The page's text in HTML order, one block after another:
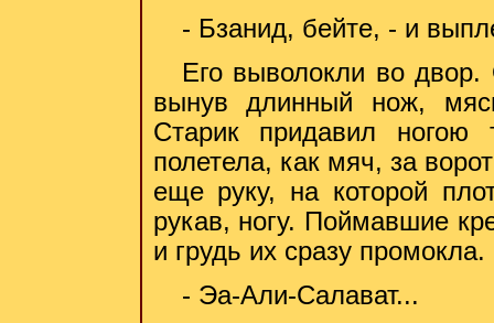
- Бзанид, бейте, - и
Его выволокли во
вынув длинный нож,
Старик придавил ногою
полетела, как мяч, за
еще руку, на которой
рукав, ногу. Поймавшие
и грудь их сразу промокла.
- Эа-Али-Салават...